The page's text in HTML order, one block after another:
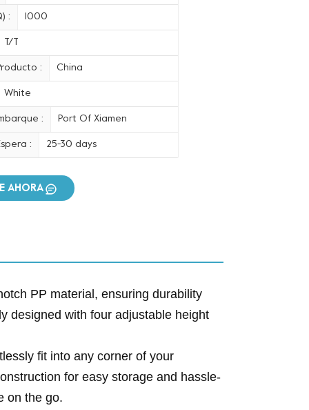
: 1000
T/T
: China
White
: Port Of Xiamen
: 25-30 days
AHORA
PP material, ensuring durability
designed with four adjustable height
fit into any corner of your
for easy storage and hassle-
on the go.